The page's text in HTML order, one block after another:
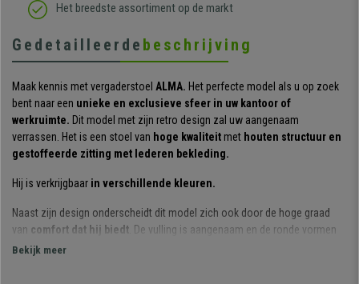
Het breedste assortiment op de markt
Gedetailleerde beschrijving
Maak kennis met vergaderstoel ALMA. Het perfecte model als u op zoek
bent naar een unieke en exclusieve sfeer in uw kantoor of
werkruimte. Dit model met zijn retro design zal uw aangenaam
verrassen. Het is een stoel van hoge kwaliteitmet houten structuur en
gestoffeerde zitting met lederen bekleding.
Hij is verkrijgbaar in verschillende kleuren.
Naast zijn design onderscheidt dit model zich ook door de hoge graad
van comfort dat hij biedt . De vulling is aangenaam en de ronde vormen
zijn een plezier om naar te kijken.
Bekijk meer